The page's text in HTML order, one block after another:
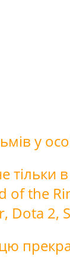
у
of the
Dota 2,